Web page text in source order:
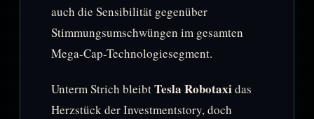
auch die Sensibilität gegenüber
Stimmungsumschwüngen im gesamten
Mega-Cap-Technologiesegment.
Unterm Strich bleibtTesla Robotaxidas
Herzstück der Investmentstory, doch